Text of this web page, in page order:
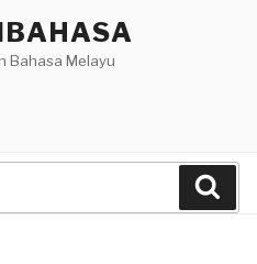
Bahasa Melayu